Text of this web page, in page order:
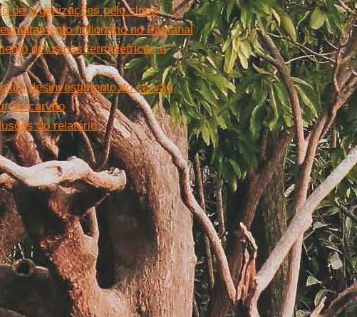
de organizações pelo clima
milionário no Pantanal
de usinas termelétricas a
desinvestimento do carvão
do carvão
do relatório